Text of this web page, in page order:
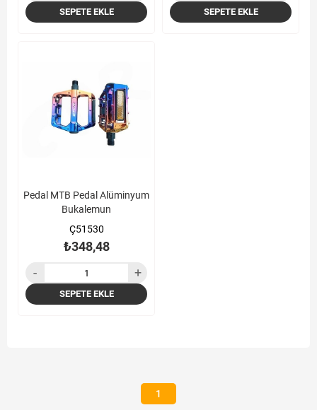
SEPETE EKLE SEPETE EKLE
Pedal MTB Pedal Alüminyum
Bukalemun
Ç51530
₺348,48
SEPETE EKLE
1